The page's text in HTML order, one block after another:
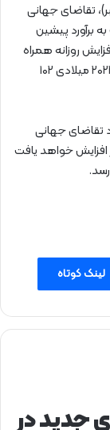
تقاضای جهانی
نسبت به برآورد پیشین
و ۴۴۰ هزار بشکه افزایش روزانه همراه
خواهد بود. مجموع تقاضای نفت جهان برای سال ۲۰۲۳ میلادی ۱۰۲
تقاضای جهانی
هزار بشکه در روز افزایش خواهد یافت
لینک کوتاه
جدید در